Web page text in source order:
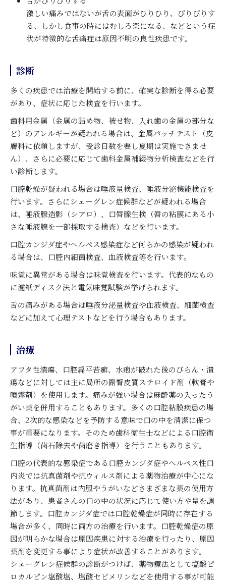
激しい痛みではないが舌の表面がひりひり、ぴりぴりす
る、しかし食事の時にはむしろ楽になる、などという症
状が特徴的な舌痛症は原因不明の良性疾患です。
診断
多くの疾患では治療を開始する前に、確実な診断を得る必要
があり、症状に応じた検査を行います。
歯科用金属（金属の詰め物、被せ物、入れ歯の金属の部分な
ど）のアレルギーが疑われる場合は、金属パッチテスト（皮
膚科に依頼しますが、受診日数を要し夏期は実施できませ
ん）、さらに必要に応じて歯科金属補綴物分析検査などを行
い診断します。
口腔乾燥が疑われる場合は唾液量検査、唾液分泌機能検査を
行います。さらにシェーグレン症候群などが疑われる場合
は、唾液腺造影（シアロ）、口唇腺生検（唇の粘膜にある小
さな唾液腺を一部採取する検査）などを行います。
口腔カンジダ症やヘルペス感染症など何らかの感染が疑われ
る場合は、口腔内細菌検査、血液検査等を行います。
味覚に異常がある場合は味覚検査を行います。代表的なもの
に濾紙ディスク法と電気味覚試験が挙げられます。
舌の痛みがある場合は唾液分泌量検査や血液検査、細菌検査
などに加えて心理テストなどを行う場合もあります。
治療
アフタ性潰瘍、口腔扁平苔癬、水疱が破れた後のびらん・潰
瘍などに対しては主に局所の副腎皮質ステロイド剤（軟膏や
噴霧剤）を使用します。痛みが強い場合は麻酔薬の入ったう
がい薬を併用することもあります。多くの口腔粘膜疾患の場
合、2次的な感染などを予防する意味で口の中を清潔に保つ
事が重要になります。そのため歯科衛生士などによる口腔衛
生指導（歯石除去や歯磨き指導）を行うこともあります。
口腔の代表的な感染症である口腔カンジダ症やヘルペス性口
内炎では抗真菌剤や抗ウィルス剤による薬物治療が中心にな
ります。抗真菌剤は内服やうがいなどさまざまな薬の使用方
法があり、患者さんの口の中の状況に応じて使い方や量を調
節します。口腔カンジダ症では口腔乾燥症が同時に存在する
場合が多く、同時に両方の治療を行います。口腔乾燥症の原
因が明らかな場合は原因疾患に対する治療を行ったり、原因
薬剤を変更する事により症状が改善することがあります。
シェーグレン症候群の診断がつけば、薬物療法として塩酸ピ
ロカルピン塩酸塩、塩酸セビメリンなどを使用する事が可能